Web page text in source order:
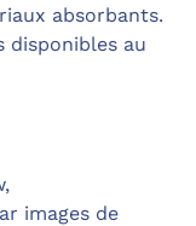
absorbants.
disponibles au
images de